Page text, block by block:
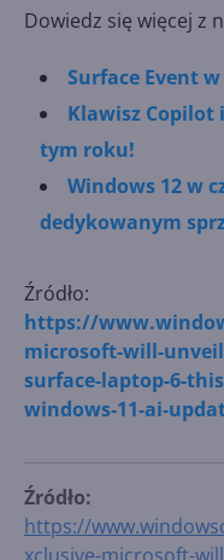
Dowiedz się więcej z
Surface Event
Klawisz Copilot
tym roku!
Windows 12 w
dedykowanym
Źródło:
https://
microsoft-will-
surface-laptop-6-
windows-11-ai-
Źródło:
https://